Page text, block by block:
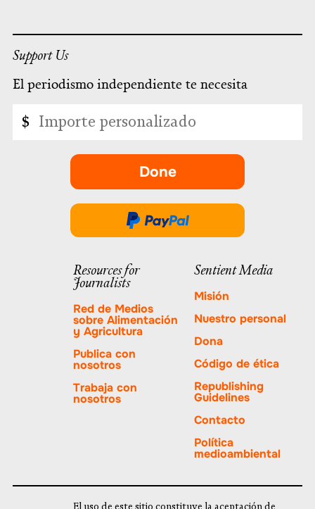
Support Us
El periodismo independiente te necesita
Importe
personalizado
$
Done
-
abre
en
nueva
pestaña.
Done
través
PayPal
Resources for
Journalists
Red de Medios
sobre Alimentación
y Agricultura
Publica con
nosotros
Trabaja con
nosotros
Sentient Media
Misión
Nuestro personal
Dona
Código de ética
Republishing
Guidelines
Contacto
Política
medioambiental
El uso de este sitio constituye la aceptación de